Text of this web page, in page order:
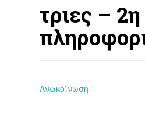
τριες –
Ανακοίνωση